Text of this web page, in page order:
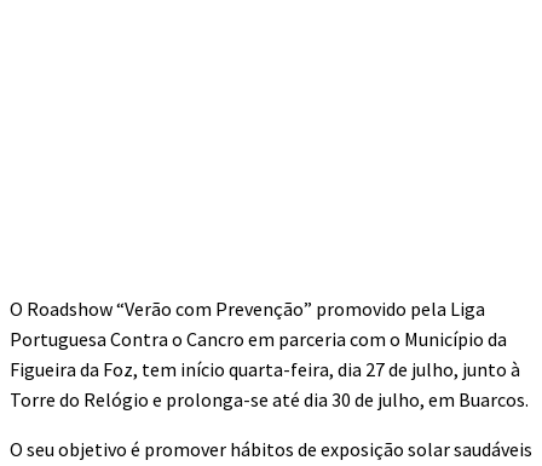
O Roadshow “Verão com Prevenção” promovido pela Liga
Portuguesa Contra o Cancro em parceria com o Município da
Figueira da Foz, tem início quarta-feira, dia 27 de julho, junto à
Torre do Relógio e prolonga-se até dia 30 de julho, em Buarcos.
O seu objetivo é promover hábitos de exposição solar saudáveis